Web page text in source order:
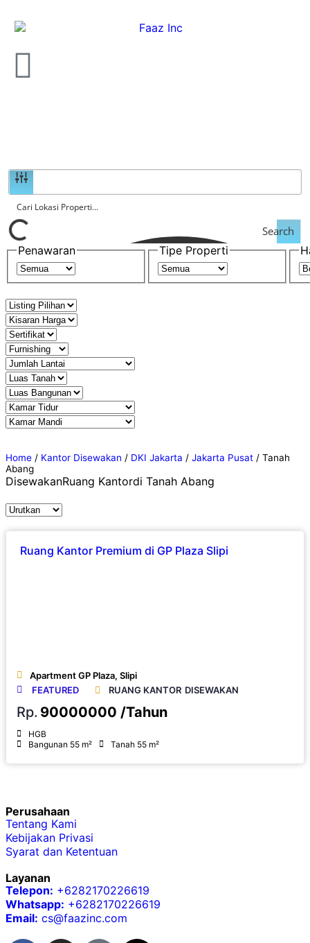
Search
Penawaran
Tipe Properti
Home / Kantor Disewakan / DKI Jakarta / Jakarta Pusat / Tanah
Abang
DisewakanRuang Kantordi Tanah Abang
Ruang Kantor Premium di GP Plaza Slipi
Apartment GP Plaza, Slipi
FEATURED
RUANG KANTOR DISEWAKAN
Rp. 90000000 /Tahun
HGB
Bangunan 55 m²
Tanah 55 m²
Perusahaan
Tentang Kami
Kebijakan Privasi
Syarat dan Ketentuan
Layanan
Telepon: +6282170226619
Whatsapp: +6282170226619
Email: cs@faazinc.com